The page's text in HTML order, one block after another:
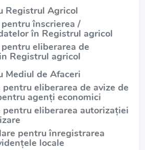
Registrul Agricol
înscrierea /
în Registrul agricol
eliberarea de
Registrul agricol
Mediul de Afaceri
pentru eliberarea de avize de
agenți economici
pentru eliberarea autorizației
pentru înregistrarea
locale